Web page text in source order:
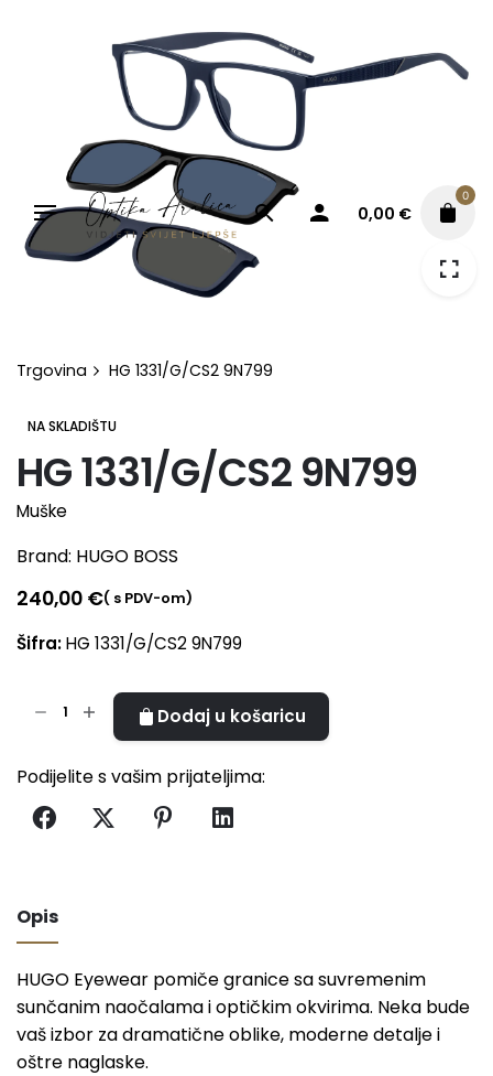
0,00 €
0
Trgovina HG 1331/G/CS2 9N799
NA SKLADIŠTU
HG 1331/G/CS2 9N799
Muške
Brand: HUGO BOSS
240,00 €( s PDV-om)
Šifra:HG 1331/G/CS2 9N799
količina
Dodaj u košaricu
t
t
i
v
e
:
Podijelite s vašim prijateljima:
Opis
HUGO Eyewear pomiče granice sa suvremenim
sunčanim naočalama i optičkim okvirima. Neka bude
vaš izbor za dramatične oblike, moderne detalje i
oštre naglaske.